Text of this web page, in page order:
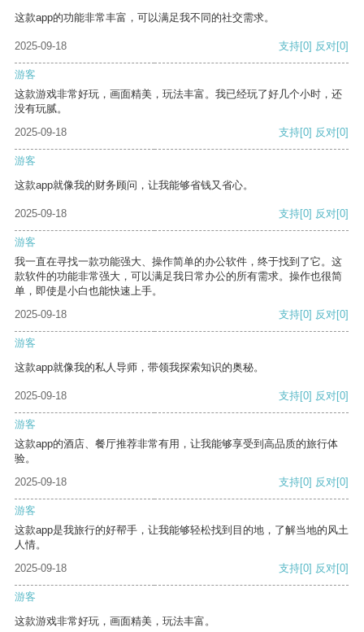
这款app的功能非常丰富，可以满足我不同的社交需求。
2025-09-18 支持[0] 反对[0]
游客
这款游戏非常好玩，画面精美，玩法丰富。我已经玩了好几个小时，还
没有玩腻。
2025-09-18
支持[0] 反对[0]
游客
这款app就像我的财务顾问，让我能够省钱又省心。
2025-09-18 支持[0] 反对[0]
游客
我一直在寻找一款功能强大、操作简单的办公软件，终于找到了它。这
款软件的功能非常强大，可以满足我日常办公的所有需求。操作也很简
单，即使是小白也能快速上手。
2025-09-18
支持[0] 反对[0]
游客
这款app就像我的私人导师，带领我探索知识的奥秘。
2025-09-18 支持[0] 反对[0]
游客
这款app的酒店、餐厅推荐非常有用，让我能够享受到高品质的旅行体
验。
2025-09-18
支持[0] 反对[0]
游客
这款app是我旅行的好帮手，让我能够轻松找到目的地，了解当地的风土
人情。
2025-09-18
支持[0] 反对[0]
游客
这款游戏非常好玩，画面精美，玩法丰富。